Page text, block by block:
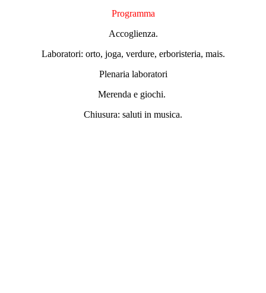
Programma
Accoglienza.
Laboratori: orto, joga, verdure, erboristeria, mais.
Plenaria laboratori
Merenda e giochi.
Chiusura: saluti in musica.